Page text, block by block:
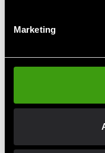
Marketing
Budo-Nord Nishoku